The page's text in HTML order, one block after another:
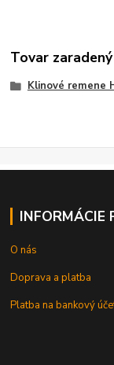
Tovar
Klinové remene
INFORMÁCIE
O nás
Doprava a platba
Platba na bankový